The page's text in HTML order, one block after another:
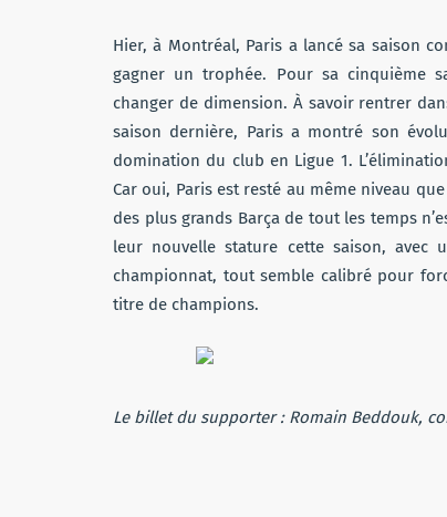
Hier, à Montréal, Paris a lancé sa saison
gagner un trophée. Pour sa cinquième
changer de dimension. À savoir rentrer
saison dernière, Paris a montré son
domination du club en Ligue 1.
Car oui, Paris est resté au même niveau
des plus grands Barça de tout les temps
leur nouvelle stature cette saison, avec
championnat, tout semble calibré pour
titre de champions.
Le billet du supporter : Romain Beddouk,